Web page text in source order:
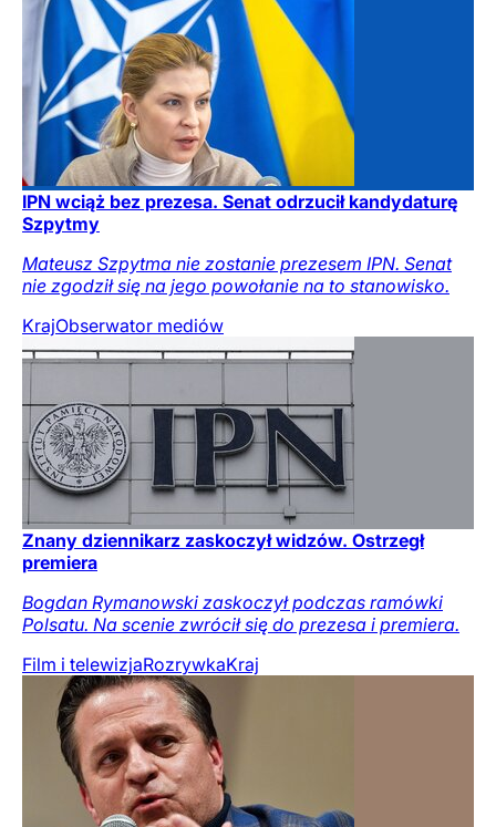
IPN wciąż bez prezesa. Senat odrzucił kandydaturę
Szpytmy
Mateusz Szpytma nie zostanie prezesem IPN. Senat
nie zgodził się na jego powołanie na to stanowisko.
KrajObserwator mediów
Znany dziennikarz zaskoczył widzów. Ostrzegł
premiera
Bogdan Rymanowski zaskoczył podczas ramówki
Polsatu. Na scenie zwrócił się do prezesa i premiera.
Film i telewizjaRozrywkaKraj